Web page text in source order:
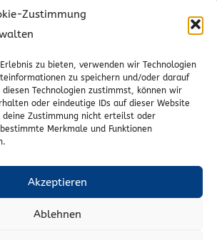
Zustimmung
zu bieten, verwenden wir Technologien
zu speichern und/oder darauf
Technologien zustimmst, können wir
oder eindeutige IDs auf dieser Website
deine Zustimmung nicht erteilst oder
Merkmale und Funktionen
Akzeptieren
Ablehnen
Richtlinie (EU)
Kontakt
Neustädterstrasse 20
02252/72974
office@to-stoffe.at